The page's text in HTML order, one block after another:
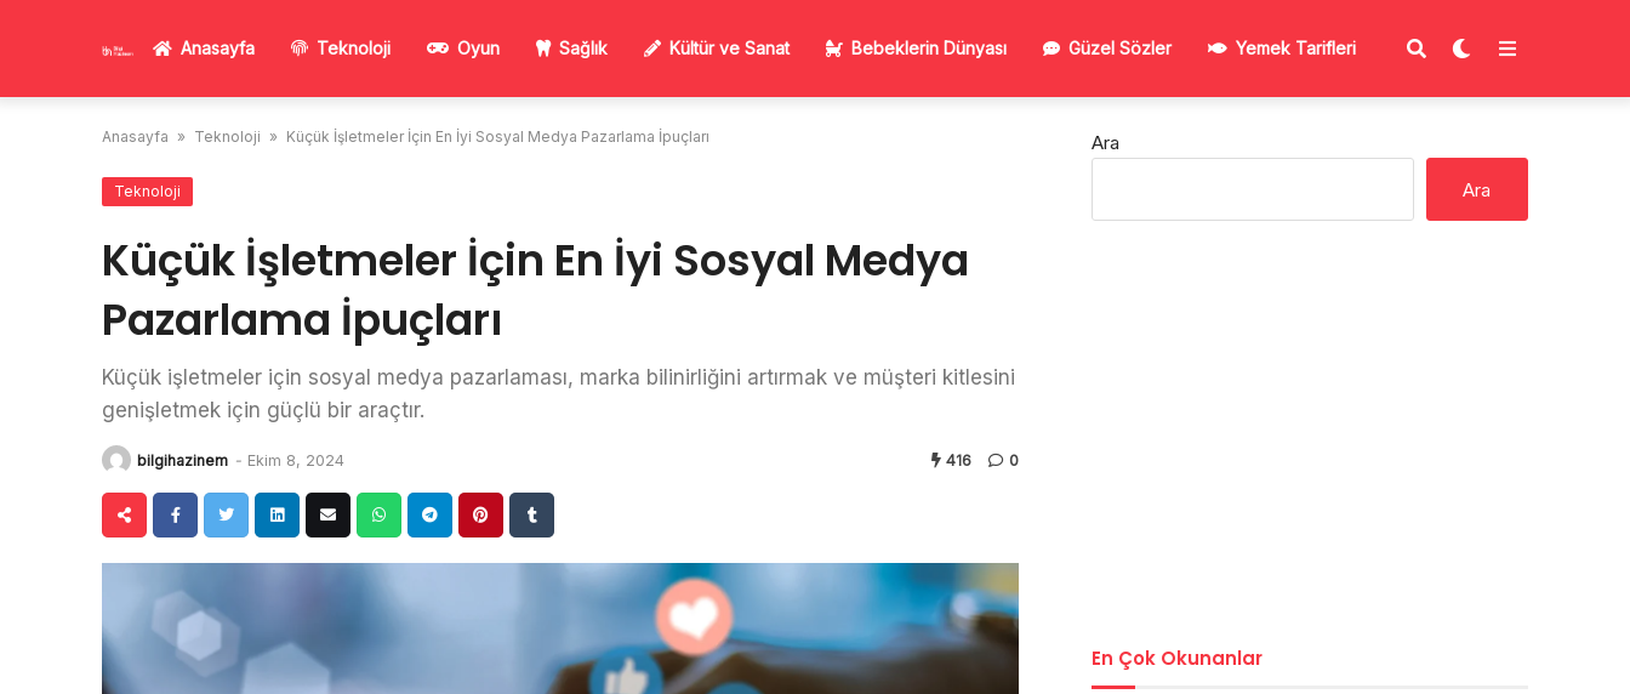
Anasayfa Teknoloji Oyun Sağlık Kültür ve Sanat Bebeklerin Dünyası Güzel Sözler Yemek Tarifleri
Anasayfa » Teknoloji » Küçük İşletmeler İçin En İyi Sosyal Medya Pazarlama İpuçları
Teknoloji
Küçük İşletmeler İçin En İyi Sosyal Medya
Pazarlama İpuçları
Küçük işletmeler için sosyal medya pazarlaması, marka bilinirliğini artırmak ve müşteri kitlesini
genişletmek için güçlü bir araçtır.
bilgihazinem - Ekim 8, 2024 416 0
Ara
Ara
En Çok Okunanlar